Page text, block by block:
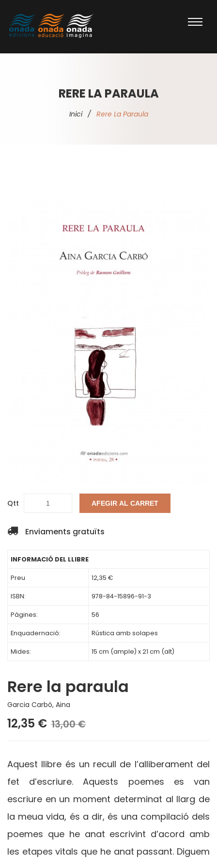
RERE LA PARAULA
Inici / Rere La Paraula
Qtt AFEGIR AL CARRET
Enviaments gratuïts
INFORMACIÓ DEL LLIBRE
Preu 12,35 €
ISBN: 978-84-15896-91-3
Pàgines: 56
Enquadernació: Rústica amb solapes
Mides: 15 cm (ample) x 21 cm (alt)
Rere la paraula
Garcia Carbó, Aina
12,35 € 13,00 €
Aquest llibre és un recull de l’alliberament del
fet d’escriure. Aquests poemes es van
escriure en un moment determinat al llarg de
la meua vida, és a dir, és una compilació dels
poemes que he anat escrivint d’acord amb
les etapes vitals que he anat passant. Diguem